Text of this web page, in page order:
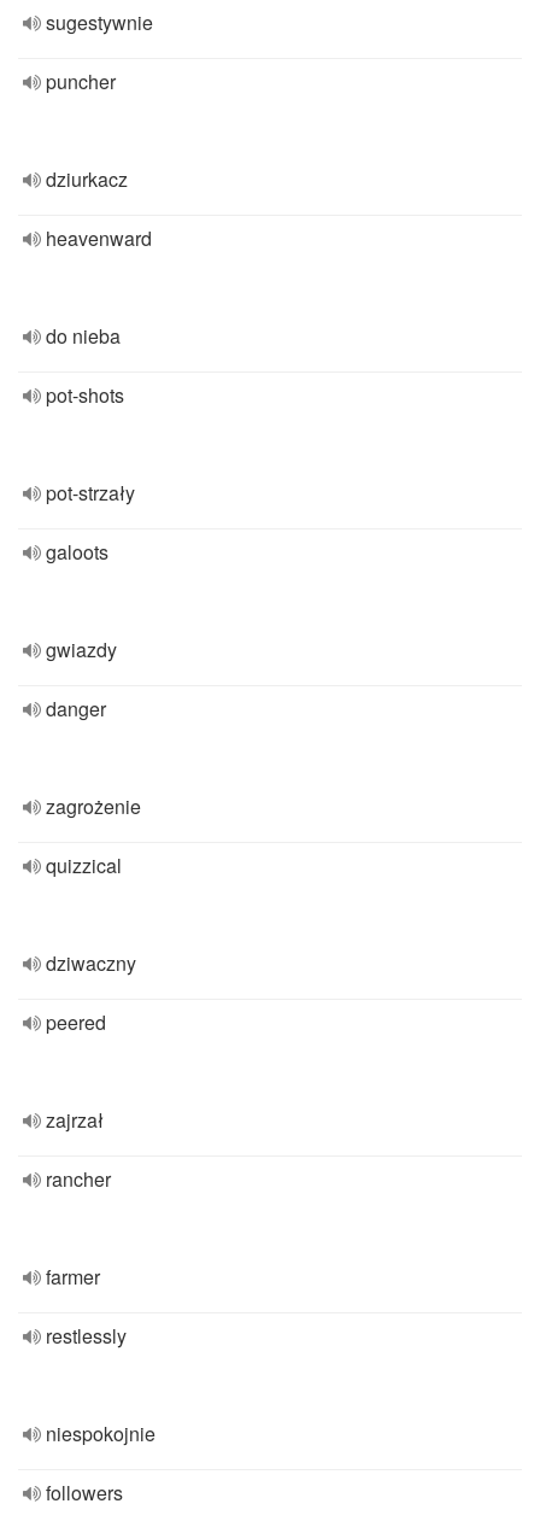
sugestywnie
puncher
dziurkacz
heavenward
do nieba
pot-shots
pot-strzały
galoots
gwiazdy
danger
zagrożenie
quizzical
dziwaczny
peered
zajrzał
rancher
farmer
restlessly
niespokojnie
followers